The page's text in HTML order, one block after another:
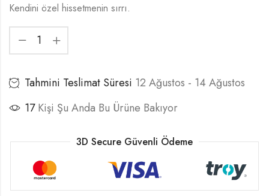
Kendini özel hissetmenin sırrı.
Tahmini Teslimat Süresi 12 Ağustos - 14 Ağustos
17 Kişi Şu Anda Bu Ürüne Bakıyor
3D Secure Güvenli Ödeme